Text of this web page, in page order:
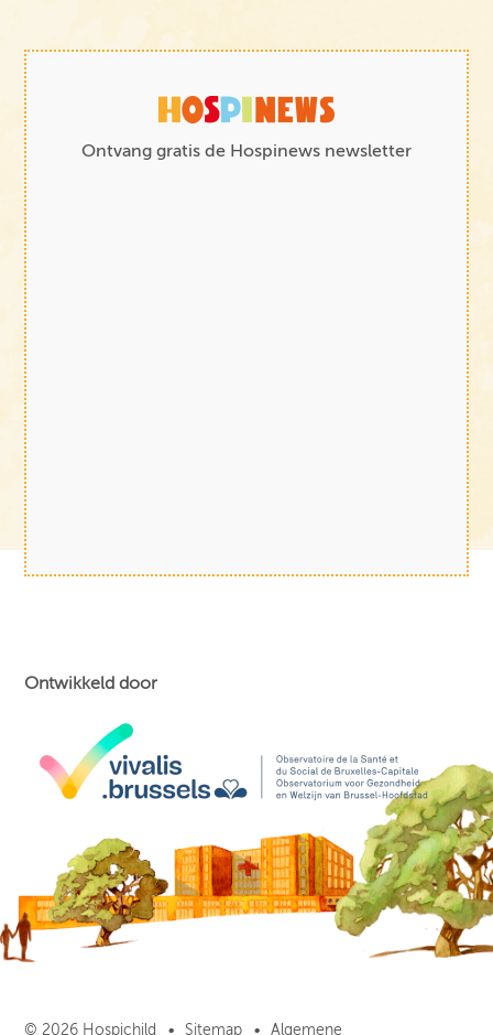
Ontvang gratis de Hospinews newsletter
Ontwikkeld door
© 2026 Hospichild Sitemap Algemene